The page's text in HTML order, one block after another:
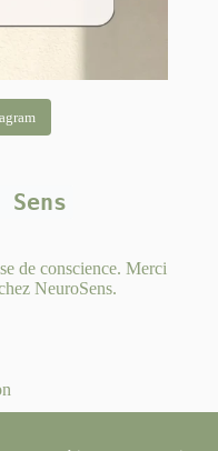
Sens
de conscience. Merci
NeuroSens.